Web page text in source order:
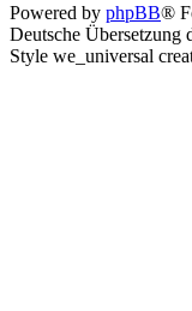
Powered by phpBB®
Deutsche Übersetzung
Style we_universal